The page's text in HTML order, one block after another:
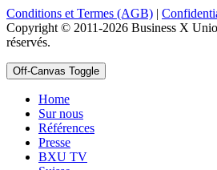
Conditions et Termes (AGB) |
Copyright © 2011-2026 Business X
réservés.
Off-Canvas Toggle
Home
Sur nous
Références
Presse
BXU TV